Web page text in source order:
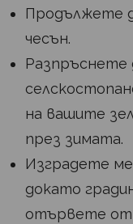
Продължете
чесън.
Разпръснете
на вашите
през зимата.
Изградете
докато
отървете от